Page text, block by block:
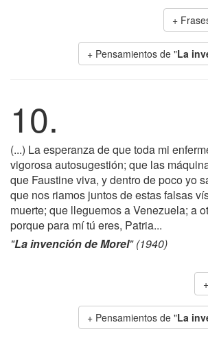
+
+ Pensamientos de "La
10.
(...) La esperanza de que toda mi
vigorosa autosugestión; que las
que Faustine viva, y dentro de poco yo
que nos riamos juntos de estas falsas
muerte; que lleguemos a Venezuela; a
porque para mí tú eres, Patria...
"La invención de Morel" (1940)
+ Pensamientos de "La